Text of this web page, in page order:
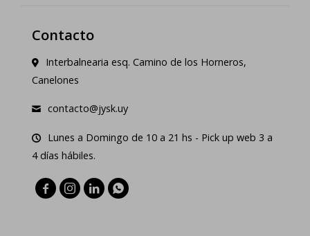
Contacto
Interbalnearia esq. Camino de los Horneros,
Canelones
contacto@jysk.uy
Lunes a Domingo de 10 a 21 hs - Pick up web 3 a
4 días hábiles.
   